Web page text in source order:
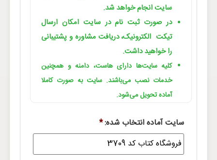
سایت انجام خواهد شد.
در صورت ثبت نام در سایت امکان ارسال
تیکت الکترونیک، دریافت مشاوره و پشتیبانی
را خواهید داشت.
کلیه سایت‌ها دارای هاست، دامنه و همچنین
خدمات نصب می‌باشند. سایت به صورت کاملا
آماده تحویل می‌شود.
سایت آماده انتخاب شده:*